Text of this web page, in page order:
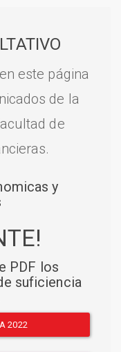
este página
de la
de
y
PDF los
suficiencia
2022